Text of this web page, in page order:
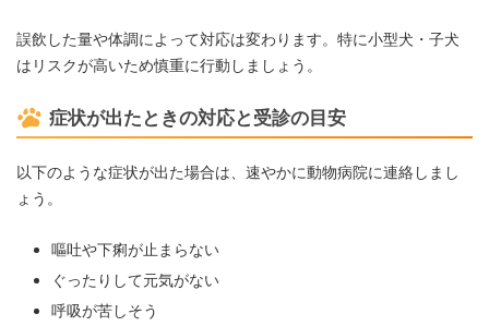
誤飲した量や体調によって対応は変わります。特に小型犬・子犬
はリスクが高いため慎重に行動しましょう。
症状が出たときの対応と受診の目安
以下のような症状が出た場合は、速やかに動物病院に連絡しまし
ょう。
嘔吐や下痢が止まらない
ぐったりして元気がない
呼吸が苦しそう